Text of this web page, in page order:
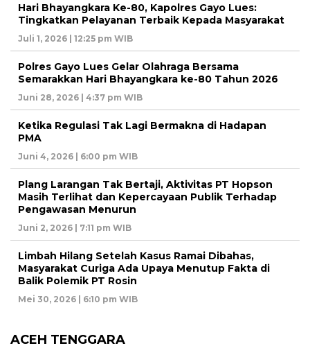
Hari Bhayangkara Ke-80, Kapolres Gayo Lues:
Tingkatkan Pelayanan Terbaik Kepada Masyarakat
Juli 1, 2026 | 12:25 pm WIB
Polres Gayo Lues Gelar Olahraga Bersama
Semarakkan Hari Bhayangkara ke-80 Tahun 2026
Juni 28, 2026 | 4:37 pm WIB
Ketika Regulasi Tak Lagi Bermakna di Hadapan
PMA
Juni 4, 2026 | 6:00 pm WIB
Plang Larangan Tak Bertaji, Aktivitas PT Hopson
Masih Terlihat dan Kepercayaan Publik Terhadap
Pengawasan Menurun
Juni 2, 2026 | 7:11 pm WIB
Limbah Hilang Setelah Kasus Ramai Dibahas,
Masyarakat Curiga Ada Upaya Menutup Fakta di
Balik Polemik PT Rosin
Mei 30, 2026 | 6:10 pm WIB
ACEH TENGGARA